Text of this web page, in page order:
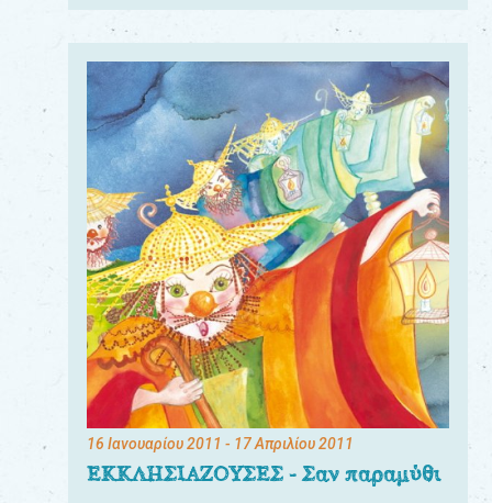
16 Ιανουαρίου 2011 - 17 Απριλίου 2011
ΕΚΚΛΗΣΙΑΖΟΥΣΕΣ - Σαν παραμύθι